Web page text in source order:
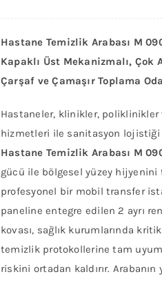
Hastane Temizlik Arabası M
Kapaklı Üst Mekanizmalı, Çok
Çarşaf ve Çamaşır Toplama
Hastaneler, klinikler, poliklinikler
hizmetleri ile sanitasyon
Hastane Temizlik Arabası M
gücü ile bölgesel yüzey
profesyonel bir mobil transfer
paneline entegre edilen 2 ayrı
kovası, sağlık kurumlarında
temizlik protokollerine tam
riskini ortadan kaldırır.